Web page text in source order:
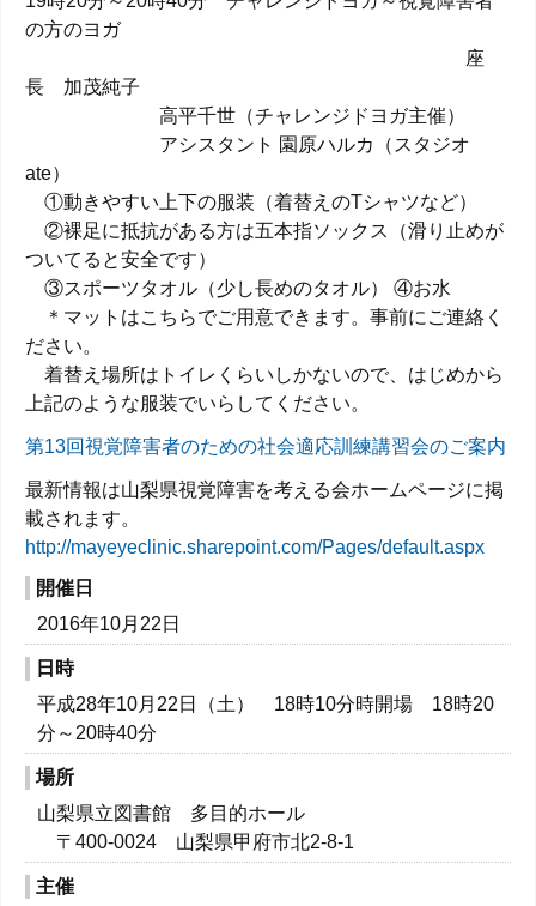
の方のヨガ
座
長 加茂純子
高平千世（チャレンジドヨガ主催）
アシスタント 園原ハルカ（スタジオ
ate）
①動きやすい上下の服装（着替えのTシャツなど）
②裸足に抵抗がある方は五本指ソックス（滑り止めが
ついてると安全です）
③スポーツタオル（少し長めのタオル） ④お水
＊マットはこちらでご用意できます。事前にご連絡く
ださい。
着替え場所はトイレくらいしかないので、はじめから
上記のような服装でいらしてください。
第13回視覚障害者のための社会適応訓練講習会のご案内
最新情報は山梨県視覚障害を考える会ホームページに掲
載されます。
http://mayeyeclinic.sharepoint.com/Pages/default.aspx
開催日
2016年10月22日
日時
平成28年10月22日（土） 18時10分時開場 18時20
分～20時40分
場所
山梨県立図書館 多目的ホール
〒400-0024 山梨県甲府市北2-8-1
主催